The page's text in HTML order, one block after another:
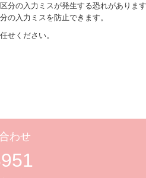
分の入力ミスが発生する恐れがありま
の入力ミスを防止できます。
せください。
わせ